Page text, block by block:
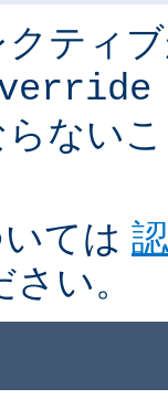
ティ
ない
ては
い。